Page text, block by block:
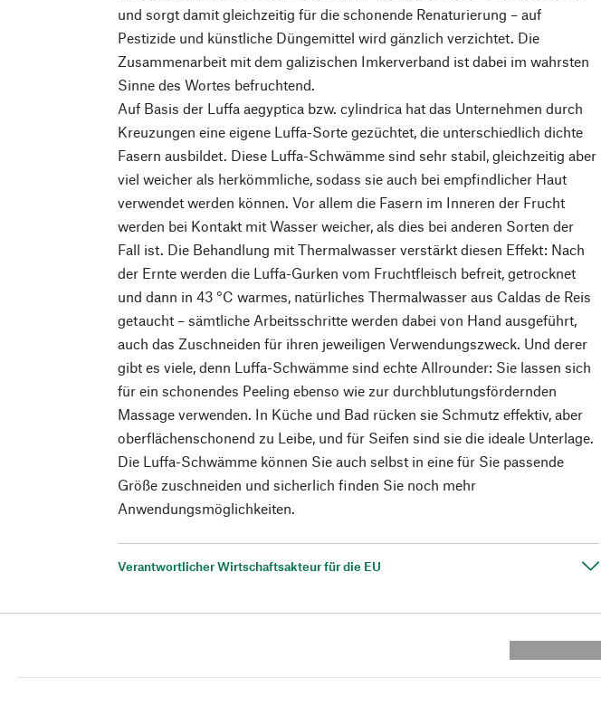
und sorgt damit gleichzeitig für die schonende Renaturierung – auf
Pestizide und künstliche Düngemittel wird gänzlich verzichtet. Die
Zusammenarbeit mit dem galizischen Imkerverband ist dabei im wahrsten
Sinne des Wortes befruchtend.
Auf Basis der Luffa aegyptica bzw. cylindrica hat das Unternehmen durch
Kreuzungen eine eigene Luffa-Sorte gezüchtet, die unterschiedlich dichte
Fasern ausbildet. Diese Luffa-Schwämme sind sehr stabil, gleichzeitig aber
viel weicher als herkömmliche, sodass sie auch bei empfindlicher Haut
verwendet werden können. Vor allem die Fasern im Inneren der Frucht
werden bei Kontakt mit Wasser weicher, als dies bei anderen Sorten der
Fall ist. Die Behandlung mit Thermalwasser verstärkt diesen Effekt: Nach
der Ernte werden die Luffa-Gurken vom Fruchtfleisch befreit, getrocknet
und dann in 43 °C warmes, natürliches Thermalwasser aus Caldas de Reis
getaucht – sämtliche Arbeitsschritte werden dabei von Hand ausgeführt,
auch das Zuschneiden für ihren jeweiligen Verwendungszweck. Und derer
gibt es viele, denn Luffa-Schwämme sind echte Allrounder: Sie lassen sich
für ein schonendes Peeling ebenso wie zur durchblutungsfördernden
Massage verwenden. In Küche und Bad rücken sie Schmutz effektiv, aber
oberflächenschonend zu Leibe, und für Seifen sind sie die ideale Unterlage.
Die Luffa-Schwämme können Sie auch selbst in eine für Sie passende
Größe zuschneiden und sicherlich finden Sie noch mehr
Anwendungsmöglichkeiten.
Verantwortlicher Wirtschaftsakteur für die EU